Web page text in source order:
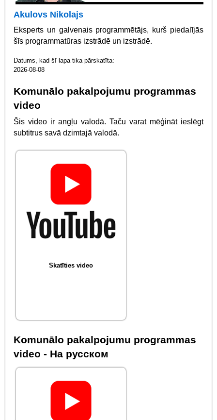
Akulovs Nikolajs
Eksperts un galvenais programmētājs, kurš piedalījās
šīs programmatūras izstrādē un izstrādē.
Datums, kad šī lapa tika pārskatīta:
2026-08-08
Komunālo pakalpojumu programmas
video
Šis video ir angļu valodā. Taču varat mēģināt ieslēgt
subtitrus savā dzimtajā valodā.
Skatīties video
Komunālo pakalpojumu programmas
video - На русском